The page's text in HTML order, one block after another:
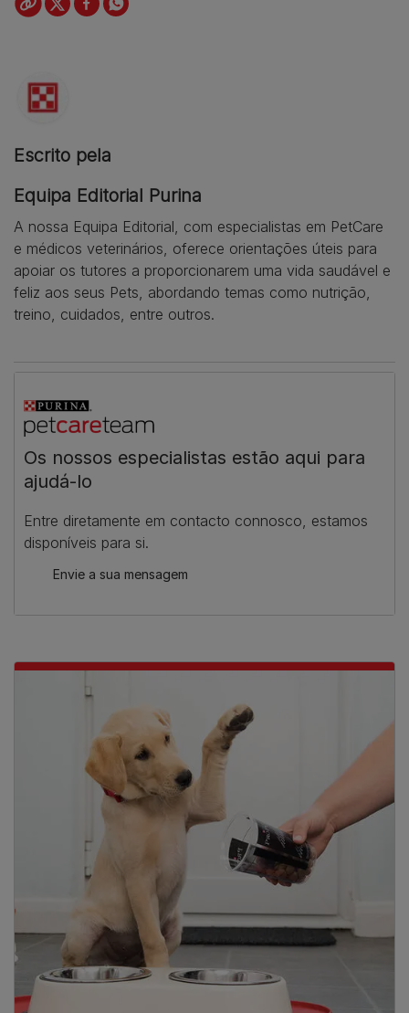
Escrito pela
Equipa Editorial Purina
A nossa Equipa Editorial, com especialistas em PetCare
e médicos veterinários, oferece orientações úteis para
apoiar os tutores a proporcionarem uma vida saudável e
feliz aos seus Pets, abordando temas como nutrição,
treino, cuidados, entre outros.
Os nossos especialistas estão aqui para
ajudá-lo
Entre diretamente em contacto connosco, estamos
disponíveis para si.
Envie a sua mensagem